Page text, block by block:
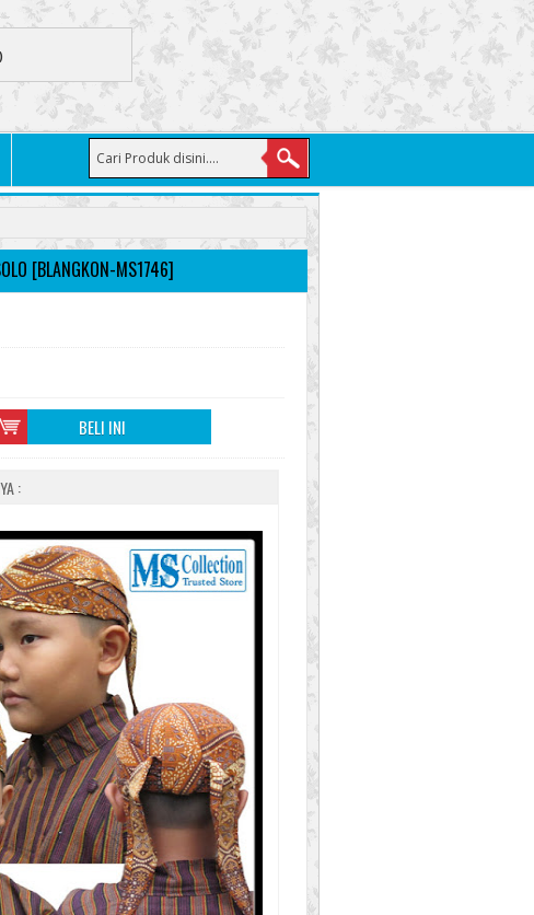
[BLANGKON-MS1746]
BELI INI
: